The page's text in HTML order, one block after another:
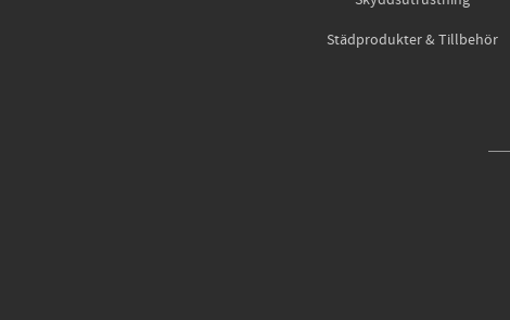
Städprodukter & Tillbehör